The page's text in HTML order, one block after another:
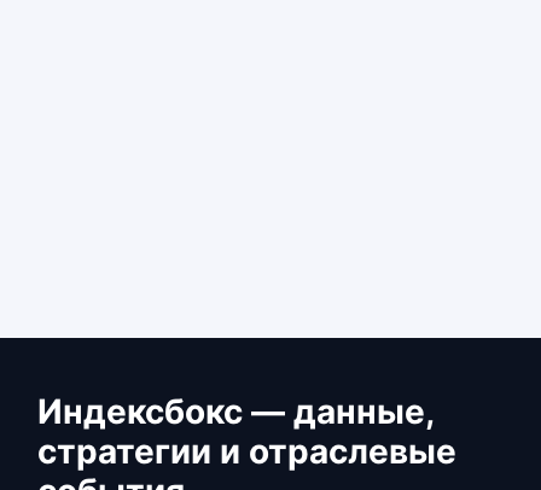
Индексбокс — данные,
стратегии и отраслевые